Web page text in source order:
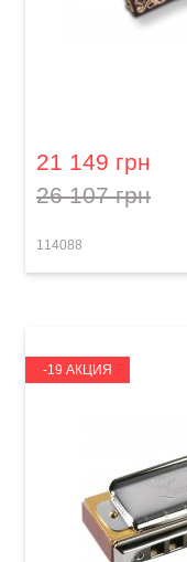
21 149 грн
26 107 грн
114088
-19 АКЦИЯ